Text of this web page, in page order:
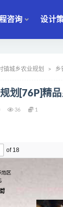
咨询 设计
镇城乡农业规划 乡
划[76P]精
36 1